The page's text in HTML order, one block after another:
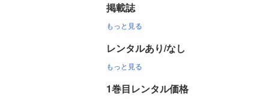
掲載誌
もっと見る
レンタルあり/なし
もっと見る
1巻目レンタル価格